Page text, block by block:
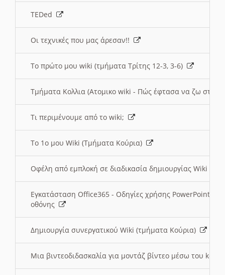
TEDed
Οι τεχνικές που μας άρεσαν!!
Το πρώτο μου wiki (τμήματα Τρίτης 12-3, 3-6)
Τμήματα Κολλια (Ατομικο wiki - Πώς έφτασα να ζω στην
Τι περιμένουμε από το wiki;
Το 1ο μου Wiki (Τμήματα Κούρια)
Οφέλη από εμπλοκή σε διαδικασία δημιουργίας Wiki
Εγκατάσταση Office365 - Οδηγίες χρήσης PowerPoint
οθόνης
Δημιουργία συνεργατικού Wiki (τμήματα Κούρια)
Μια βιντεοδιδασκαλία για μοντάζ βίντεο μέσω του